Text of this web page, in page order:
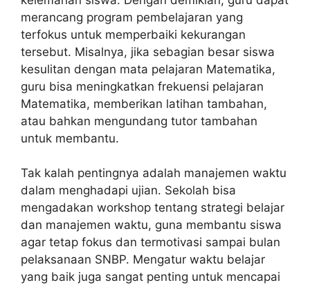
merancang program pembelajaran yang
terfokus untuk memperbaiki kekurangan
tersebut. Misalnya, jika sebagian besar siswa
kesulitan dengan mata pelajaran Matematika,
guru bisa meningkatkan frekuensi pelajaran
Matematika, memberikan latihan tambahan,
atau bahkan mengundang tutor tambahan
untuk membantu.
Tak kalah pentingnya adalah manajemen waktu
dalam menghadapi ujian. Sekolah bisa
mengadakan workshop tentang strategi belajar
dan manajemen waktu, guna membantu siswa
agar tetap fokus dan termotivasi sampai bulan
pelaksanaan SNBP. Mengatur waktu belajar
yang baik juga sangat penting untuk mencapai